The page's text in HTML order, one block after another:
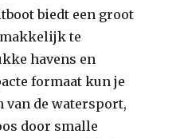
biedt een groot
te
havens en
formaat kun je
van de watersport,
door smalle